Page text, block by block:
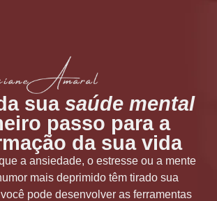
sua saúde mental
passo para a
da sua vida
a ansiedade, o estresse ou a mente
mais deprimido têm tirado sua
pode desenvolver as ferramentas